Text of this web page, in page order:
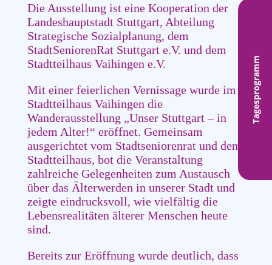
Die Ausstellung ist eine Kooperation der
Landeshauptstadt Stuttgart, Abteilung
Strategische Sozialplanung, dem
StadtSeniorenRat Stuttgart e.V. und dem
Stadtteilhaus Vaihingen e.V.
Mit einer feierlichen Vernissage wurde im
Stadtteilhaus Vaihingen die
Wanderausstellung „Unser Stuttgart – in
jedem Alter!“ eröffnet. Gemeinsam
ausgerichtet vom Stadtseniorenrat und dem
Stadtteilhaus, bot die Veranstaltung
zahlreiche Gelegenheiten zum Austausch
über das Älterwerden in unserer Stadt und
zeigte eindrucksvoll, wie vielfältig die
Lebensrealitäten älterer Menschen heute
sind.
Bereits zur Eröffnung wurde deutlich, dass
Tagesprogramm